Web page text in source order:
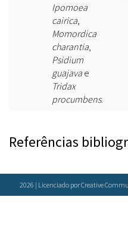
Ipomoea
cairica,
Momordica
charantia,
Psidium
guajava e
Tridax
procumbens.
Referências
2026 | Licenciado por Creative